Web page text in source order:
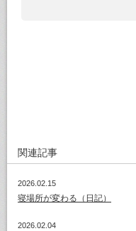
関連記事
2026.02.15
寝場所が変わる（日記）
2026.02.04